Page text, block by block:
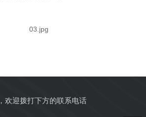
欢迎拨打下方的联系电话